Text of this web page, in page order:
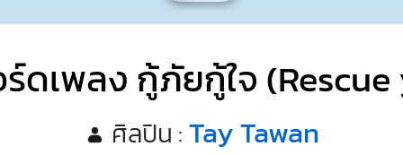
ดเพลง กู้ภัยกู้ใจ
ศิลปิน :Tay Tawan